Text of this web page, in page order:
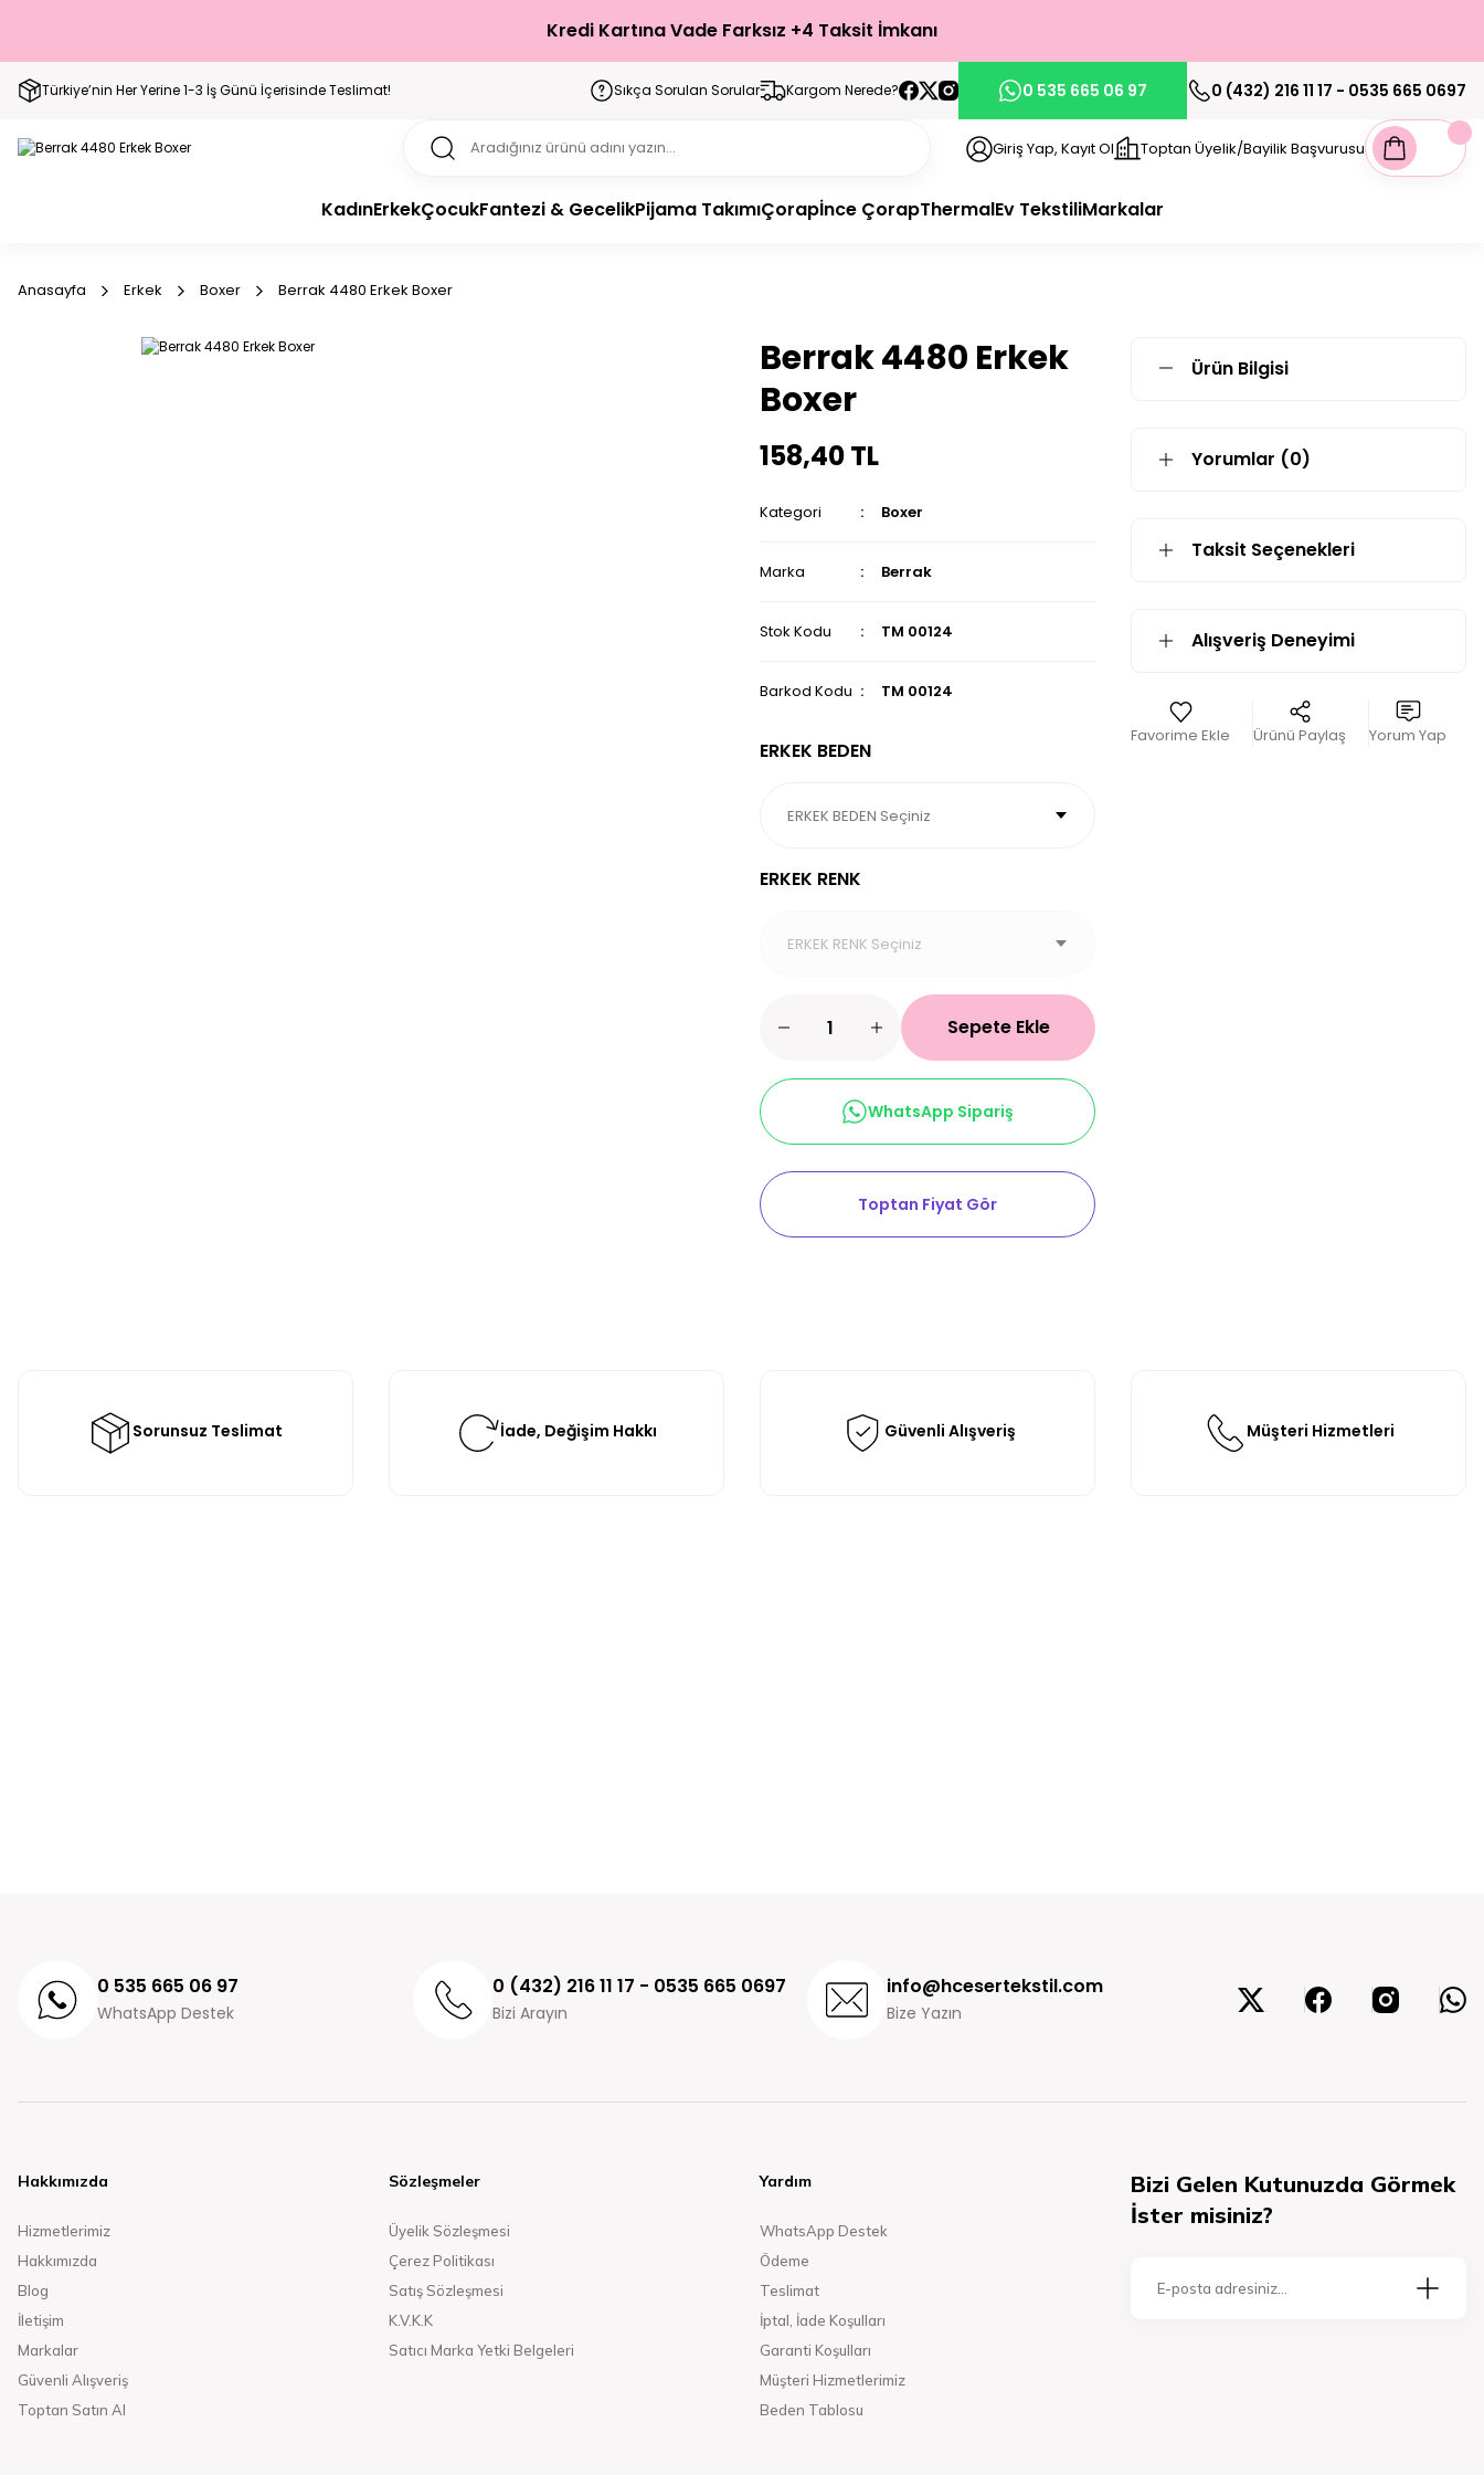
Kredi Kartına Vade Farksız +4 Taksit İmkanı
Türkiye’nin Her Yerine 1-3 İş Günü İçerisinde Teslimat! Sıkça Sorulan Sorular Kargom Nerede? 0 535 665 06 97 0 (432) 216 11 17 - 0535 665 0697
Giriş Yap, Kayıt Ol Toptan Üyelik/Bayilik Başvurusu
KadınErkekÇocukFantezi & GecelikPijama TakımıÇorapİnce ÇorapThermalEv TekstiliMarkalar
Anasayfa Erkek Boxer Berrak 4480 Erkek Boxer
Berrak 4480 Erkek
Boxer
158,40 TL
Kategori Boxer
Marka Berrak
Stok Kodu TM 00124
Barkod Kodu TM 00124
ERKEK BEDEN
ERKEK RENK
Sepete Ekle
WhatsApp Sipariş
Toptan Fiyat Gör
Ürün Bilgisi
Yorumlar (0)
Taksit Seçenekleri
Alışveriş Deneyimi
Ürünü Paylaş Yorum Yap
Sorunsuz Teslimat İade, Değişim Hakkı Güvenli Alışveriş Müşteri Hizmetleri
0 535 665 06 97
WhatsApp Destek
0 (432) 216 11 17 - 0535 665 0697
Bizi Arayın
info@hcesertekstil.com
Bize Yazın
Hakkımızda
Hizmetlerimiz
Hakkımızda
Blog
İletişim
Markalar
Güvenli Alışveriş
Toptan Satın Al
Sözleşmeler
Üyelik Sözleşmesi
Çerez Politikası
Satış Sözleşmesi
K.V.K.K
Satıcı Marka Yetki Belgeleri
Yardım
WhatsApp Destek
Ödeme
Teslimat
İptal, İade Koşulları
Garanti Koşulları
Müşteri Hizmetlerimiz
Beden Tablosu
Bizi Gelen Kutunuzda Görmek
İster misiniz?